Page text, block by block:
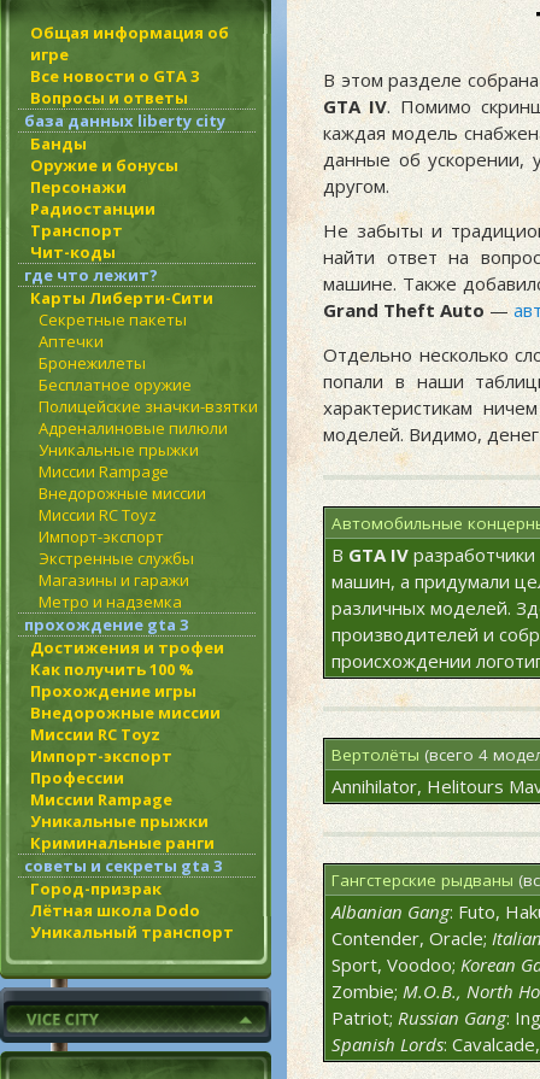
Общая информация об
игре
Все новости о GTA 3
Вопросы и ответы
база данных liberty city
Банды
Оружие и бонусы
Персонажи
Радиостанции
Транспорт
Чит-коды
где что лежит?
Карты Либерти-Сити
Секретные пакеты
Аптечки
Бронежилеты
Бесплатное оружие
Полицейские значки-взятки
Адреналиновые пилюли
Уникальные прыжки
Миссии Rampage
Внедорожные миссии
Миссии RC Toyz
Импорт-экспорт
Экстренные службы
Магазины и гаражи
Метро и надземка
прохождение gta 3
Достижения и трофеи
Как получить 100 %
Прохождение игры
Внедорожные миссии
Миссии RC Toyz
Импорт-экспорт
Профессии
Миссии Rampage
Уникальные прыжки
Криминальные ранги
советы и секреты gta 3
Город-призрак
Лётная школа Dodo
Уникальный транспорт
В этом разделе
GTA IV. Помимо
каждая модель
данные об ускорении,
другом.
Не забыты и
найти ответ на
машине. Также
Grand Theft Auto —
Отдельно несколько
попали в наши
характеристикам
моделей. Видимо,
Автомобильные
В GTA IVразработчики
машин, а придумали
различных моделей.
производителей и
происхождении
Вертолёты (всего 4
Annihilator, Helitours
Гангстерские рыдваны
Albanian Gang: Futo,
Contender, Oracle;
Sport, Voodoo; Korean
Zombie; M.O.B., North
Patriot; Russian Gang:
Spanish Lords: